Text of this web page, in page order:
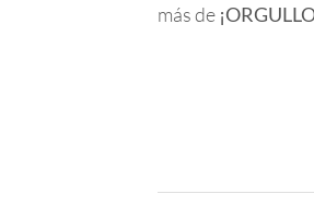
más de